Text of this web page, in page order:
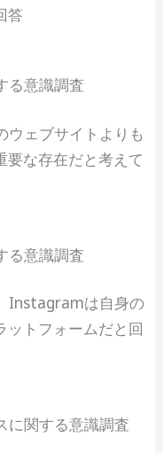
答
る意識調査
ウェブサイトよりも
な存在だと考えて
る意識調査
Instagramは自身の
ットフォームだと回
に関する意識調査